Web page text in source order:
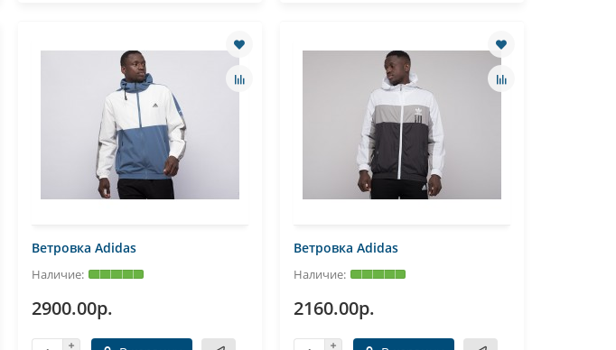
Ветровка Adidas
2900.00р.
Ветровка Adidas
2160.00р.